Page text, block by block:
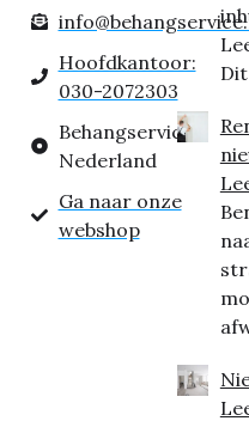
Hoofdkantoor:
030-2072303
Behangservice
Nederland
Ga naar onze
webshop